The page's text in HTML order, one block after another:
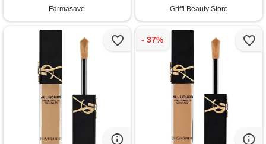
Farmasave
Griffi Beauty Store